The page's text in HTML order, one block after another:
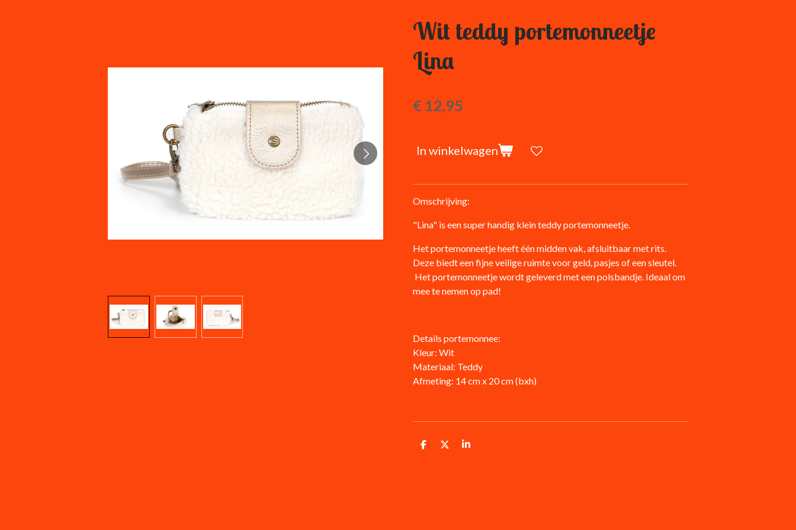
Wit teddy portemonneetje
Lina
€ 12,95
In winkelwagen
Omschrijving:
"Lina" is een super handig klein teddy portemonneetje.
Het portemonneetje heeft één midden vak, afsluitbaar met rits.
Deze biedt een fijne veilige ruimte voor geld, pasjes of een sleutel.
Het portemonneetje wordt geleverd met een polsbandje. Ideaal om
mee te nemen op pad!
Details portemonnee:
Kleur: Wit
Materiaal: Teddy
Afmeting: 14 cm x 20 cm (bxh)
D
D
S